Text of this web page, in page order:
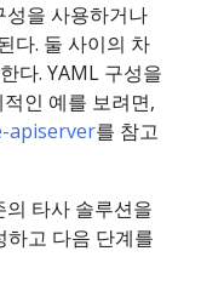
성을 사용하거나
다. 둘 사이의 차
다. YAML 구성을
인 예를 보려면,
apiserver를 참고
의 타사 솔루션을
고 다음 단계를